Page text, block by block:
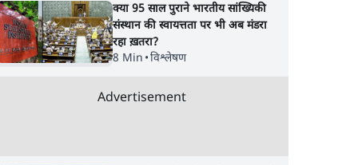
क्या 95 साल पुराने भारतीय सांख्यिकी
संस्थान की स्वायत्तता पर भी अब मंडरा
रहा ख़तरा?
8 Min •विश्लेषण
Advertisement